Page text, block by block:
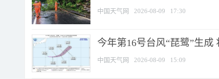
中国天气网 2026-08-09 17:30
今年第16号台风“琵鹭”生
中国天气网 2026-08-09 15:09